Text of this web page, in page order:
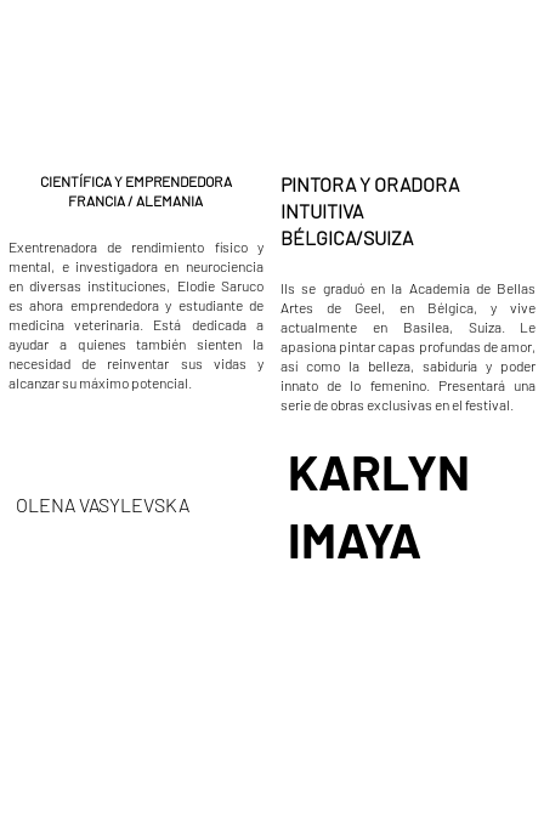
CIENTÍFICA Y EMPRENDEDORA
FRANCIA​ / ALEMANIA
Exentrenadora de rendimiento físico y
mental, e investigadora en neurociencia
en diversas instituciones, Elodie Saruco
es ahora emprendedora y estudiante de
medicina veterinaria. Está dedicada a
ayudar a quienes también sienten la
necesidad de reinventar sus vidas y
alcanzar su máximo potencial.
PINTORA Y ORADORA
INTUITIVA
BÉLGICA/SUIZA
Ils se graduó en la Academia de Bellas
Artes de Geel, en Bélgica, y vive
actualmente en Basilea, Suiza. Le
apasiona pintar capas profundas de amor,
así como la belleza, sabiduría y poder
innato de lo femenino. Presentará una
serie de obras exclusivas en el festival.
OLENA VASYLEVSKA
KARLYN
IMAYA